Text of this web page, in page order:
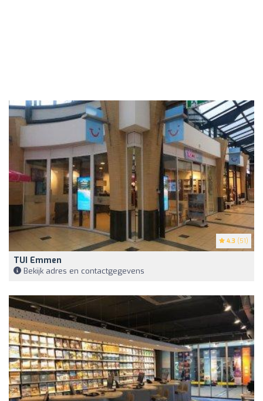
4.3 (51)
TUI Emmen
Bekijk adres en contactgegevens